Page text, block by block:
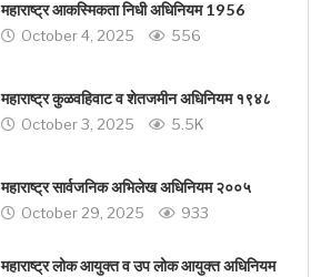
महाराष्ट्र आकस्मिकता निधी अधिनियम 1956
October 4, 2025 556
महाराष्ट्र कुळवहिवाट व शेतजमीन अधिनियम १९४८
October 3, 2025 5.5K
महाराष्ट्र सार्वजनिक अभिलेख अधिनियम २००५
October 29, 2025 933
महाराष्ट्र लोक आयुक्त व उप लोक आयुक्त अधिनियम